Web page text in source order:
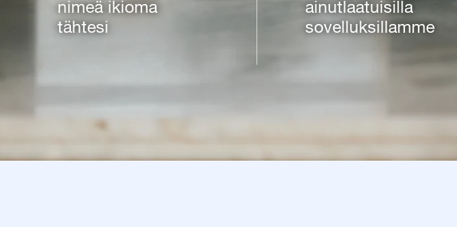
nimeä ikioma
tähtesi
ainutlaatuisilla
sovelluksillamme